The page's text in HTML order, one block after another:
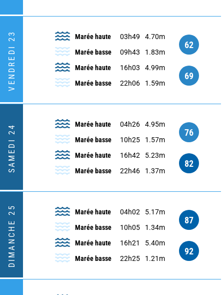
VENDREDI 23 Marée haute 03h49
4.70m
Marée basse
09h43 1.83m
62
Marée haute 16h03
4.99m
Marée basse
22h06 1.59m
69
SAMEDI 24 Marée haute 04h26
4.95m
Marée basse
10h25 1.57m
76
Marée haute 16h42
5.23m
Marée basse
22h46 1.37m
82
DIMANCHE 25 Marée haute 04h02
5.17m
Marée basse
10h05 1.34m
87
Marée haute 16h21
5.40m
Marée basse
22h25 1.21m
92